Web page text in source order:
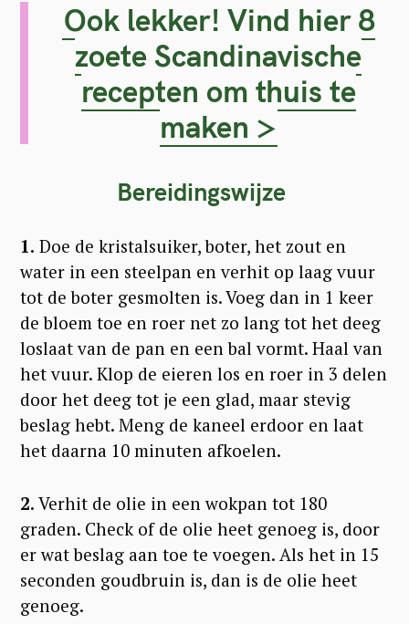
Ook lekker! Vind hier 8
zoete Scandinavische
recepten om thuis te
maken >
Bereidingswijze
1. Doe de kristalsuiker, boter, het zout en
water in een steelpan en verhit op laag vuur
tot de boter gesmolten is. Voeg dan in 1 keer
de bloem toe en roer net zo lang tot het deeg
loslaat van de pan en een bal vormt. Haal van
het vuur. Klop de eieren los en roer in 3 delen
door het deeg tot je een glad, maar stevig
beslag hebt. Meng de kaneel erdoor en laat
het daarna 10 minuten afkoelen.
2. Verhit de olie in een wokpan tot 180
graden. Check of de olie heet genoeg is, door
er wat beslag aan toe te voegen. Als het in 15
seconden goudbruin is, dan is de olie heet
genoeg.